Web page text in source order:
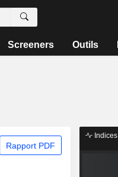
Screeners Outils
Rapport PDF
Indices